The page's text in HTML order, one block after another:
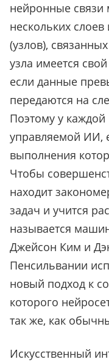
нейронные связи
нескольких
(узлов),
узла имеется
если данные
передаются на
Поэтому у
управляемой ИИ,
выполнения
Чтобы
находит
задач и учится
называется
Джейсон Ким и
Пенсильвании
новый подход к
которого
так же, как
Искусственный